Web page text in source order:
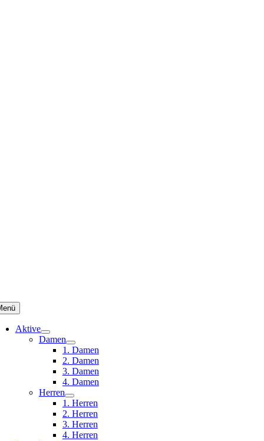
Aktive
Damen
1. Damen
2. Damen
3. Damen
4. Damen
Herren
1. Herren
2. Herren
3. Herren
4. Herren